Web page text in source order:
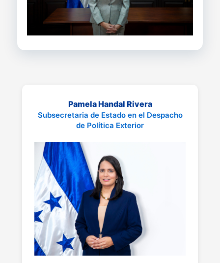
Pamela Handal Rivera
Subsecretaria de Estado en el Despacho
de Política Exterior